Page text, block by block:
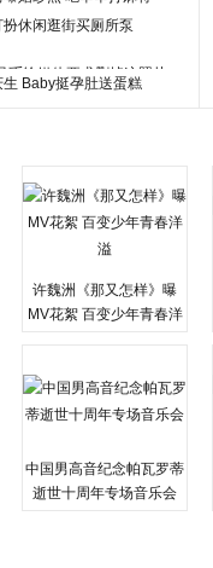
休闲逛街买厕所泵
给媒体要求删掉这照片
Baby挺孕肚送蛋糕
许魏洲《那又怎样》曝
MV花絮 百变少年青春洋
中国男高音纪念帕瓦罗蒂
逝世十周年专场音乐会